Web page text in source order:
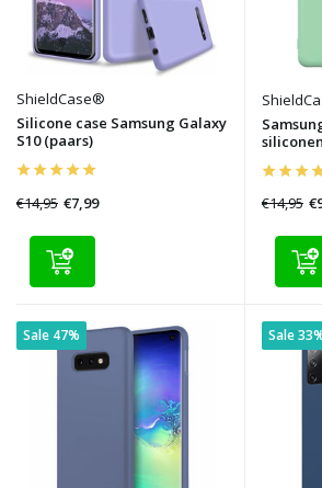
ShieldCase®
Silicone case Samsung Galaxy
S10 (paars)
€14,95 €7,99 €14,95
Sale 47% Sale